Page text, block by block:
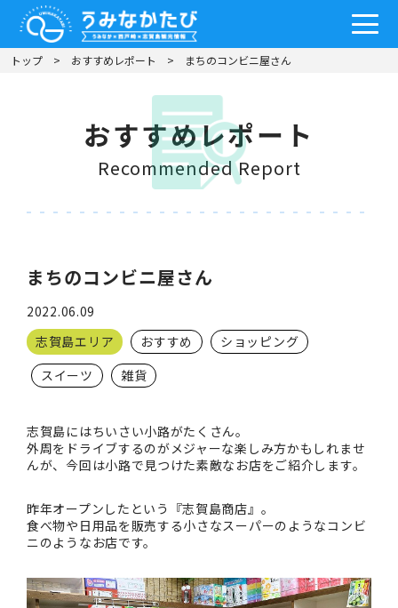
トップ おすすめレポート まちのコンビニ屋さん
おすすめレポート
Recommended Report
まちのコンビニ屋さん
2022.06.09
志賀島エリア
おすすめ
ショッピング
スイーツ
雑貨
志賀島にはちいさい小路がたくさん。
外周をドライブするのがメジャーな楽しみ方かもしれませ
んが、今回は小路で見つけた素敵なお店をご紹介します。
昨年オープンしたという『志賀島商店』。
食べ物や日用品を販売する小さなスーパーのようなコンビ
ニのようなお店です。